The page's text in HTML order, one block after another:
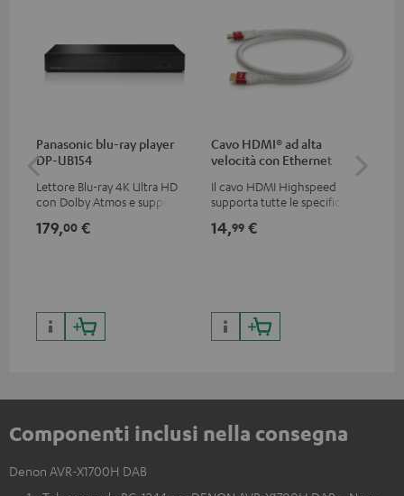
Panasonic blu-ray player
DP-UB154
Lettore Blu-ray 4K Ultra HD
con Dolby Atmos e supporto
una qualità delle immagini
179,00 €
Cavo HDMI® ad alta
velocità con Ethernet
Il cavo HDMI Highspeed
supporta tutte le specifiche
14,99 €
Componenti inclusi nella consegna
Denon AVR-X1700H DAB